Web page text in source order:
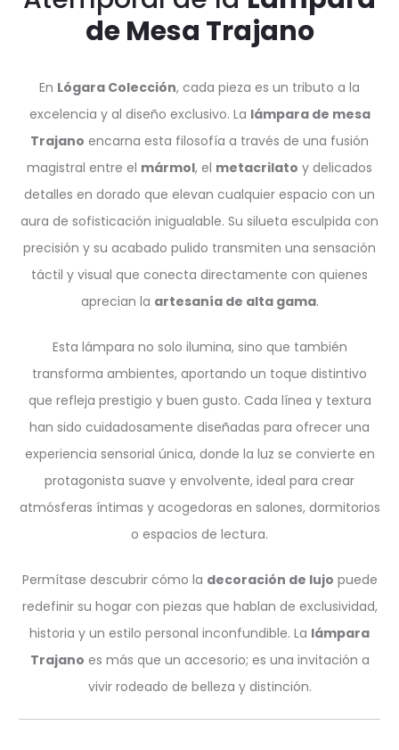
de Mesa Trajano
En Lógara Colección, cada pieza es un tributo a la
excelencia y al diseño exclusivo. La lámpara de mesa
Trajano encarna esta filosofía a través de una fusión
magistral entre el mármol, el metacrilato y delicados
detalles en dorado que elevan cualquier espacio con un
aura de sofisticación inigualable. Su silueta esculpida con
precisión y su acabado pulido transmiten una sensación
táctil y visual que conecta directamente con quienes
aprecian la artesanía de alta gama.
Esta lámpara no solo ilumina, sino que también
transforma ambientes, aportando un toque distintivo
que refleja prestigio y buen gusto. Cada línea y textura
han sido cuidadosamente diseñadas para ofrecer una
experiencia sensorial única, donde la luz se convierte en
protagonista suave y envolvente, ideal para crear
atmósferas íntimas y acogedoras en salones, dormitorios
o espacios de lectura.
Permítase descubrir cómo la decoración de lujo puede
redefinir su hogar con piezas que hablan de exclusividad,
historia y un estilo personal inconfundible. La lámpara
Trajano es más que un accesorio; es una invitación a
vivir rodeado de belleza y distinción.